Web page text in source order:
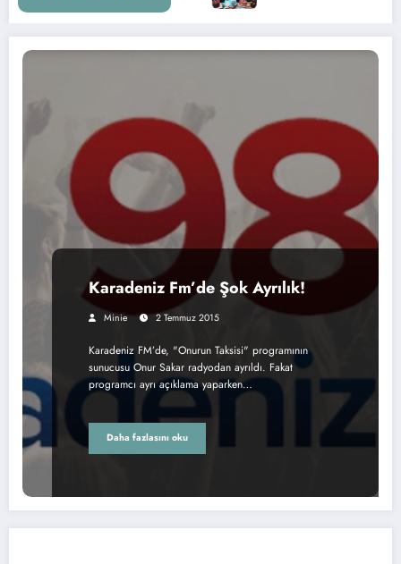
Karadeniz Fm’de Şok Ayrılık!
Minie 2 Temmuz 2015
Karadeniz FM’de, "Onurun Taksisi" programının
sunucusu Onur Sakar radyodan ayrıldı. Fakat
programcı ayrı açıklama yaparken…
Daha fazlasını oku